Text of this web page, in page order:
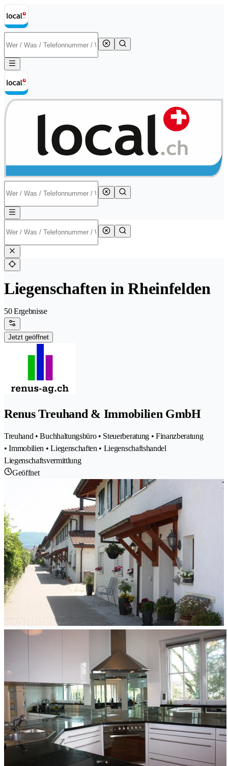
Liegenschaften in Rheinfelden
50 Ergebnisse
Jetzt geöffnet
Renus Treuhand & Immobilien GmbH
Treuhand • Buchhaltungsbüro • Steuerberatung • Finanzberatung
• Immobilien • Liegenschaften • Liegenschaftshandel
Liegenschaftsvermittlung
Geöffnet